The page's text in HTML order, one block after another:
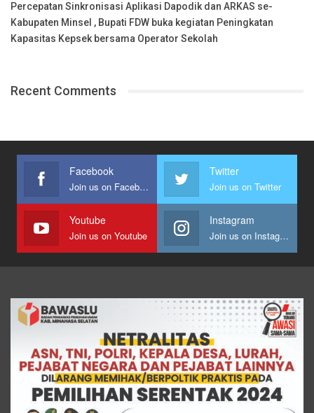
Percepatan Sinkronisasi Aplikasi Dapodik dan ARKAS se-
Kabupaten Minsel , Bupati FDW buka kegiatan Peningkatan
Kapasitas Kepsek bersama Operator Sekolah
Recent Comments
Facebook
Join us on Facebook
Twitter
Join us on Twitter
Youtube
Join us on Youtube
Instagram
Join us on Instagram